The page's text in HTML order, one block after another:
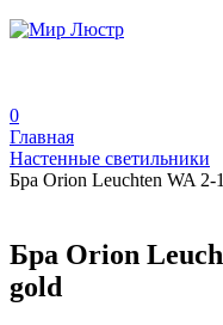
0
Главная
Настенные светильники
Бра Orion Leuchten WA 2-
Бра Orion
gold